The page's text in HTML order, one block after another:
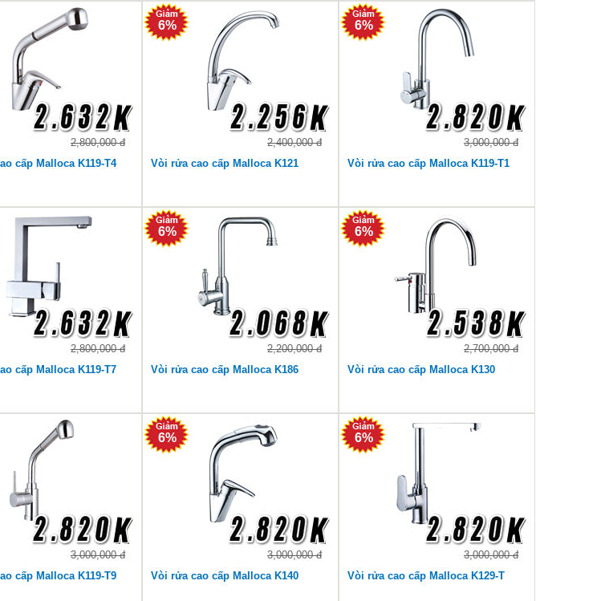
2,800,000 đ
cấp Malloca K119-T4
6%
2,400,000 đ
Vòi rửa cao cấp Malloca K121
6%
3,000,000 đ
Vòi rửa cao cấp Malloca K119-T1
2,800,000 đ
cấp Malloca K119-T7
6%
2,200,000 đ
Vòi rửa cao cấp Malloca K186
6%
2,700,000 đ
Vòi rửa cao cấp Malloca K130
3,000,000 đ
cấp Malloca K119-T9
6%
3,000,000 đ
Vòi rửa cao cấp Malloca K140
6%
3,000,000 đ
Vòi rửa cao cấp Malloca K129-T